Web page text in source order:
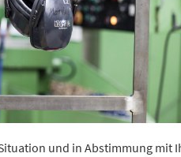
und in Abstimmung